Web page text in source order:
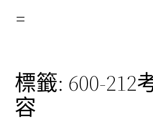
標籤: 600-212
容